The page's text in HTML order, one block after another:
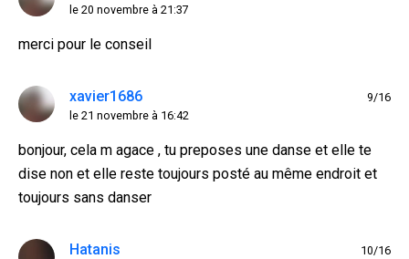
le 20 novembre à 21:37
merci pour le conseil
xavier1686
le 21 novembre à 16:42
9/16
bonjour, cela m agace , tu preposes une danse et elle te
dise non et elle reste toujours posté au même endroit et
toujours sans danser
Hatanis 10/16